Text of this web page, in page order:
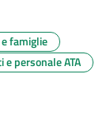
famiglie
e personale ATA